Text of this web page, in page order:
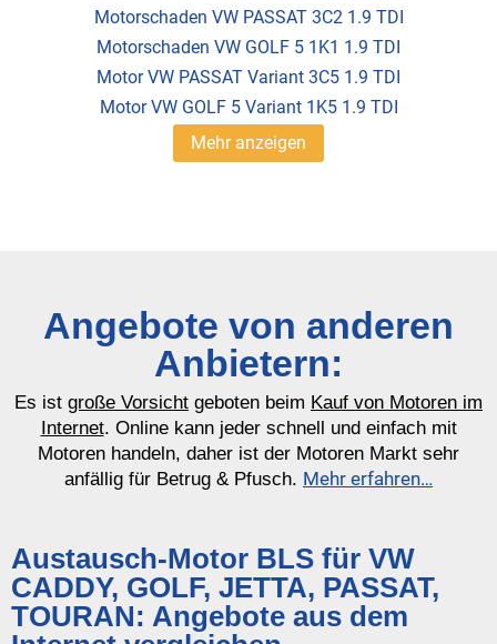
Motorschaden VW PASSAT 3C2 1.9 TDI
Motorschaden VW GOLF 5 1K1 1.9 TDI
Motor VW PASSAT Variant 3C5 1.9 TDI
Motor VW GOLF 5 Variant 1K5 1.9 TDI
Mehr anzeigen
Angebote von anderen
Anbietern:
Es ist große Vorsicht geboten beim Kauf von Motoren im
Internet. Online kann jeder schnell und einfach mit
Motoren handeln, daher ist der Motoren Markt sehr
anfällig für Betrug & Pfusch. Mehr erfahren…
Austausch-Motor BLS für VW
CADDY, GOLF, JETTA, PASSAT,
TOURAN: Angebote aus dem